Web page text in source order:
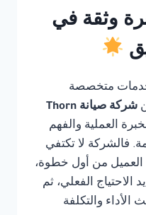
وثقة في
متخصصة
شركة صيانة Thorn
العملية والفهم
فالشركة لا تكتفي
العميل من أول خطوة،
الفعلي، ثم
والتكلفة